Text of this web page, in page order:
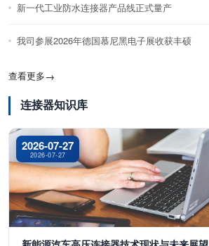
新一代工业防水连接器产品线正式量产
我司参展2026年德国慕尼黑电子展收获丰硕
查看更多→
连接器知识库
2026-07-27
2026-07-27